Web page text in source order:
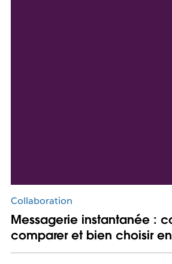
Collaboration
Messagerie instantanée :
comparer et bien choisir